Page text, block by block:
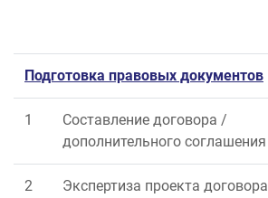
Подготовка правовых документов
1
Составление договора /
дополнительного соглашения
2 Экспертиза проекта договора